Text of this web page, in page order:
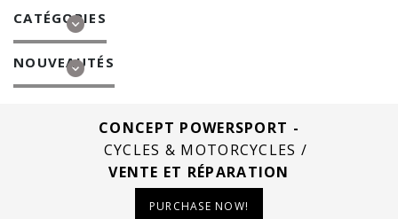
CATÉGORIES
NOUVEAUTÉS
CONCEPT POWERSPORT -
CYCLES & MOTORCYCLES /
VENTE ET RÉPARATION
PURCHASE NOW!